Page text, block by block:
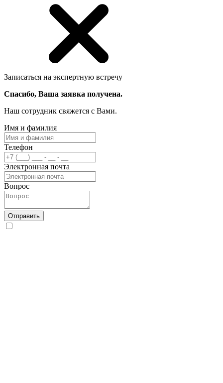
Записаться на экспертную встречу
Спасибо, Ваша заявка получена.
Наш сотрудник свяжется с Вами.
Имя и фамилия
Телефон
Электронная почта
Вопрос
Отправить